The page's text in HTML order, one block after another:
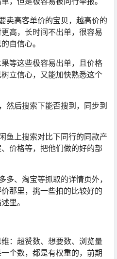
卖高客单价的宝贝，越高价的
高，长时间不出单，很容易
自信心。
等这些极容易出单，且价格
立信心，又能加快熟悉这个
然后搜索下能否搜到，同步到
鱼上搜索对比下同行的同款产
价格等，把他们做的好的部
多、淘宝等抓取的详情页外，
那里，挑一些拍的比较好的
里。
：超赞数、想要数、浏览量
个数，都是有权重的，前期